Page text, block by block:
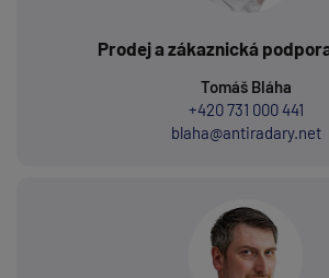
Prodej a zákaznická
Tomáš Bláha
+420 731 000 441
blaha@antiradary.net